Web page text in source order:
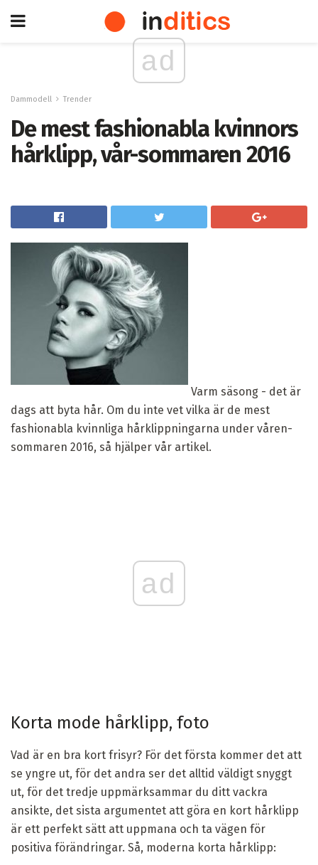
ad
Dammodell Trender
De mest fashionabla kvinnors
hårklipp, vår-sommaren 2016
Varm säsong - det är
dags att byta hår. Om du inte vet vilka är de mest
fashionabla kvinnliga hårklippningarna under våren-
sommaren 2016, så hjälper vår artikel.
ad
Korta mode hårklipp, foto
Vad är en bra kort frisyr? För det första kommer det att
se yngre ut, för det andra ser det alltid väldigt snyggt
ut, för det tredje uppmärksammar du ditt vackra
ansikte, det sista argumentet att göra en kort hårklipp
är ett perfekt sätt att uppmana och ta vägen för
positiva förändringar. Så, moderna korta hårklipp: